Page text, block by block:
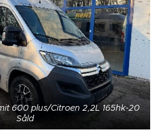
600 plus/Citroen 2,2L 165hk-20
Såld